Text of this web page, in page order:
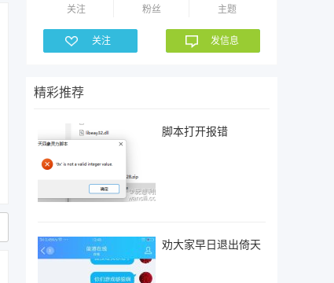
关注
粉丝
主题
关注 发信息
精彩推荐
脚本打开报错
劝大家早日退出倚天